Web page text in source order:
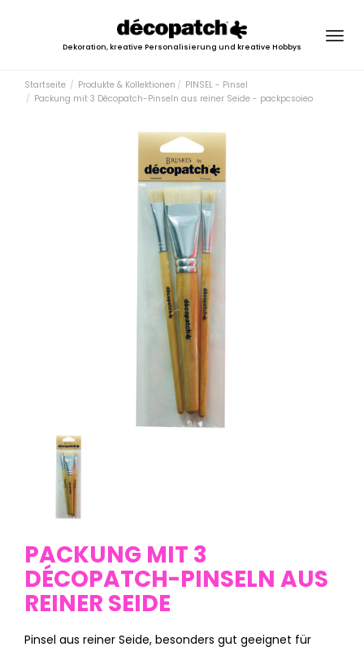
Dekoration, kreative Personalisierung und kreative Hobbys
Startseite Produkte & Kollektionen
PINSEL - Pinsel
Packung mit 3 Décopatch-Pinseln aus reiner Seide - packpcsoieo
PACKUNG MIT 3
DÉCOPATCH-PINSELN AUS
REINER SEIDE
Pinsel aus reiner Seide, besonders gut geeignet für